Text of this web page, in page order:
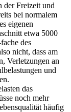
der Freizeit und
bei normalem
eigenen
etwa 5000
des
nicht, dass am
Verletzungen an
und
das
noch mehr
häufig